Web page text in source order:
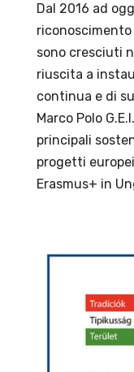
Dal 2016 ad
sono cresciuti
riuscita a
continua e di
Marco Polo
principali
progetti
Erasmus+ in